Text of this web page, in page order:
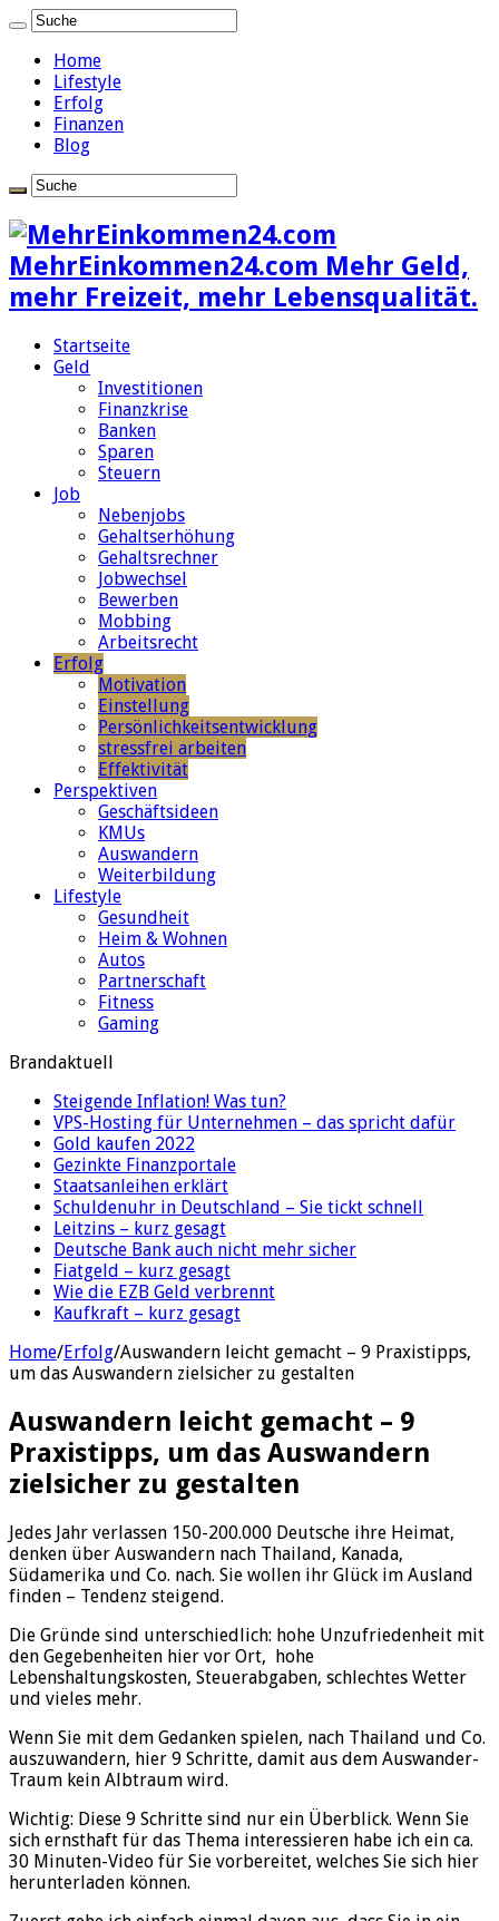
Home
Lifestyle
Erfolg
Finanzen
Blog
MehrEinkommen24.com Mehr Geld,
mehr Freizeit, mehr Lebensqualität.
Startseite
Geld
Investitionen
Finanzkrise
Banken
Sparen
Steuern
Job
Nebenjobs
Gehaltserhöhung
Gehaltsrechner
Jobwechsel
Bewerben
Mobbing
Arbeitsrecht
Erfolg
Motivation
Einstellung
Persönlichkeitsentwicklung
stressfrei arbeiten
Effektivität
Perspektiven
Geschäftsideen
KMUs
Auswandern
Weiterbildung
Lifestyle
Gesundheit
Heim & Wohnen
Autos
Partnerschaft
Fitness
Gaming
Brandaktuell
Steigende Inflation! Was tun?
VPS-Hosting für Unternehmen – das spricht dafür
Gold kaufen 2022
Gezinkte Finanzportale
Staatsanleihen erklärt
Schuldenuhr in Deutschland – Sie tickt schnell
Leitzins – kurz gesagt
Deutsche Bank auch nicht mehr sicher
Fiatgeld – kurz gesagt
Wie die EZB Geld verbrennt
Kaufkraft – kurz gesagt
Home/Erfolg/Auswandern leicht gemacht – 9 Praxistipps,
um das Auswandern zielsicher zu gestalten
Auswandern leicht gemacht – 9
Praxistipps, um das Auswandern
zielsicher zu gestalten
Jedes Jahr verlassen 150-200.000 Deutsche ihre Heimat,
denken über Auswandern nach Thailand, Kanada,
Südamerika und Co. nach. Sie wollen ihr Glück im Ausland
finden – Tendenz steigend.
Die Gründe sind unterschiedlich: hohe Unzufriedenheit mit
den Gegebenheiten hier vor Ort, hohe
Lebenshaltungskosten, Steuerabgaben, schlechtes Wetter
und vieles mehr.
Wenn Sie mit dem Gedanken spielen, nach Thailand und Co.
auszuwandern, hier 9 Schritte, damit aus dem Auswander-
Traum kein Albtraum wird.
Wichtig: Diese 9 Schritte sind nur ein Überblick. Wenn Sie
sich ernsthaft für das Thema interessieren habe ich ein ca.
30 Minuten-Video für Sie vorbereitet, welches Sie sich hier
herunterladen können.